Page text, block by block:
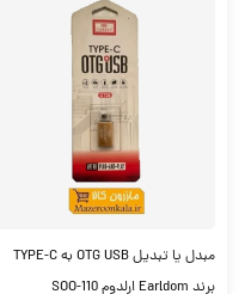
مبدل یا تبدیل OTG USB به TYPE-C
برند Earldom ارلدوم SOO-110